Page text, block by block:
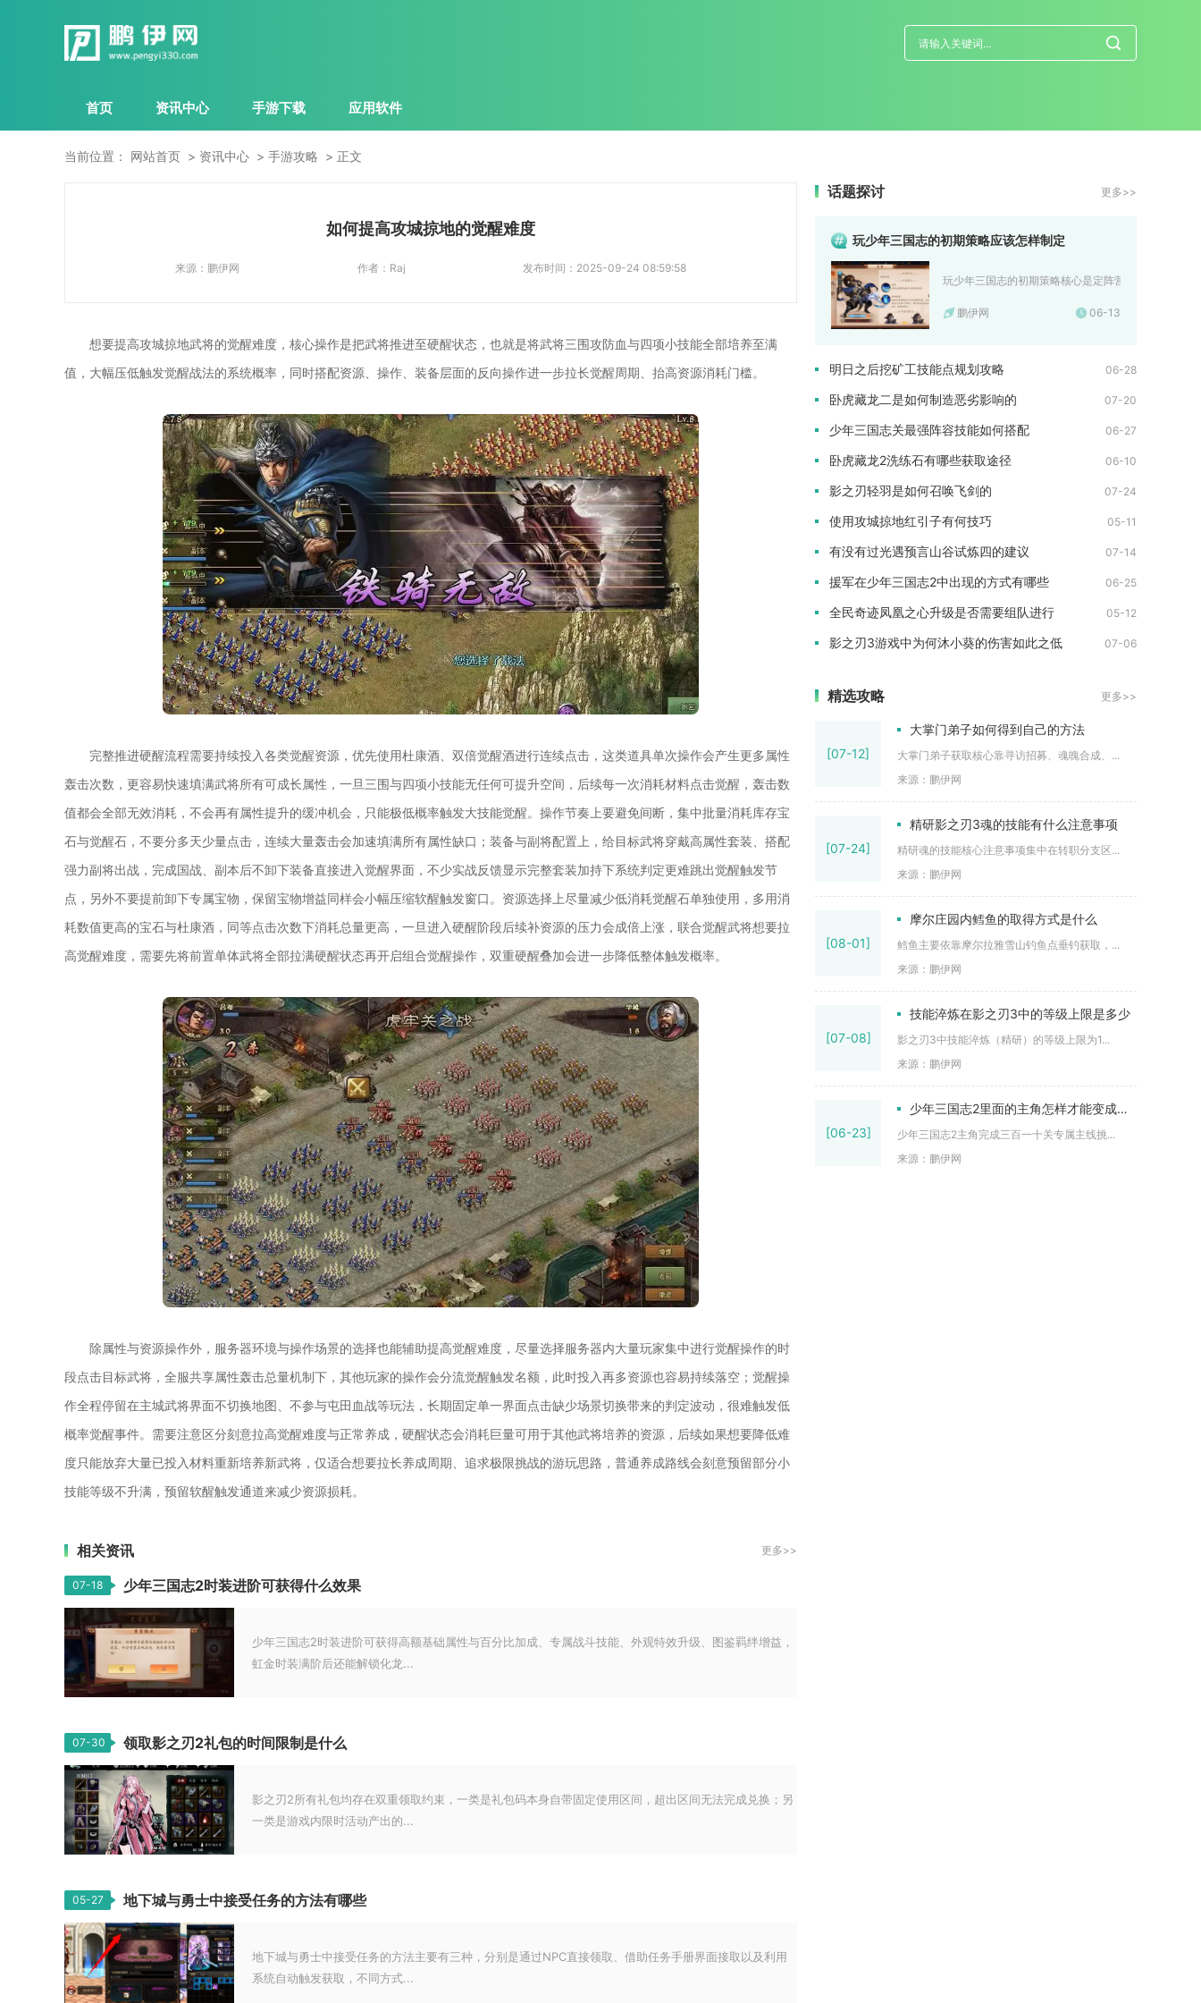
首页 资讯中心 手游下载 应用软件
当前位置： 网站首页 资讯中心 手游攻略 正文
如何提高攻城掠地的觉醒难度
来源： 鹏伊网 作者： Raj 发布时间： 2025-09-24 08:59:58
想要提高攻城掠地武将的觉醒难度，核心操作是把武将推进至硬醒状态，也就是将武将三围攻防血与四项小技能全部培养至满
值，大幅压低触发觉醒战法的系统概率，同时搭配资源、操作、装备层面的反向操作进一步拉长觉醒周期、抬高资源消耗门槛。
完整推进硬醒流程需要持续投入各类觉醒资源，优先使用杜康酒、双倍觉醒酒进行连续点击，这类道具单次操作会产生更多属性
轰击次数，更容易快速填满武将所有可成长属性，一旦三围与四项小技能无任何可提升空间，后续每一次消耗材料点击觉醒，轰击数
值都会全部无效消耗，不会再有属性提升的缓冲机会，只能极低概率触发大技能觉醒。操作节奏上要避免间断，集中批量消耗库存宝
石与觉醒石，不要分多天少量点击，连续大量轰击会加速填满所有属性缺口；装备与副将配置上，给目标武将穿戴高属性套装、搭配
强力副将出战，完成国战、副本后不卸下装备直接进入觉醒界面，不少实战反馈显示完整套装加持下系统判定更难跳出觉醒触发节
点，另外不要提前卸下专属宝物，保留宝物增益同样会小幅压缩软醒触发窗口。资源选择上尽量减少低消耗觉醒石单独使用，多用消
耗数值更高的宝石与杜康酒，同等点击次数下消耗总量更高，一旦进入硬醒阶段后续补资源的压力会成倍上涨，联合觉醒武将想要拉
高觉醒难度，需要先将前置单体武将全部拉满硬醒状态再开启组合觉醒操作，双重硬醒叠加会进一步降低整体触发概率。
除属性与资源操作外，服务器环境与操作场景的选择也能辅助提高觉醒难度，尽量选择服务器内大量玩家集中进行觉醒操作的时
段点击目标武将，全服共享属性轰击总量机制下，其他玩家的操作会分流觉醒触发名额，此时投入再多资源也容易持续落空；觉醒操
作全程停留在主城武将界面不切换地图、不参与屯田血战等玩法，长期固定单一界面点击缺少场景切换带来的判定波动，很难触发低
概率觉醒事件。需要注意区分刻意拉高觉醒难度与正常养成，硬醒状态会消耗巨量可用于其他武将培养的资源，后续如果想要降低难
度只能放弃大量已投入材料重新培养新武将，仅适合想要拉长养成周期、追求极限挑战的游玩思路，普通养成路线会刻意预留部分小
技能等级不升满，预留软醒触发通道来减少资源损耗。
相关资讯 更多>>
07-18 少年三国志2时装进阶可获得什么效果
少年三国志2时装进阶可获得高额基础属性与百分比加成、专属战斗技能、外观特效升级、图鉴羁绊增益，
虹金时装满阶后还能解锁化龙...
07-30 领取影之刃2礼包的时间限制是什么
影之刃2所有礼包均存在双重领取约束，一类是礼包码本身自带固定使用区间，超出区间无法完成兑换；另
一类是游戏内限时活动产出的...
05-27 地下城与勇士中接受任务的方法有哪些
地下城与勇士中接受任务的方法主要有三种，分别是通过NPC直接领取、借助任务手册界面接取以及利用
系统自动触发获取，不同方式...
话题探讨 更多>>
玩少年三国志的初期策略应该怎样制定
玩少年三国志的初期策略核心是定阵营、集中资源、
鹏伊网 06-13
明日之后挖矿工技能点规划攻略 06-28
卧虎藏龙二是如何制造恶劣影响的 07-20
少年三国志关最强阵容技能如何搭配 06-27
卧虎藏龙2洗练石有哪些获取途径 06-10
影之刃轻羽是如何召唤飞剑的 07-24
使用攻城掠地红引子有何技巧 05-11
有没有过光遇预言山谷试炼四的建议 07-14
援军在少年三国志2中出现的方式有哪些 06-25
全民奇迹凤凰之心升级是否需要组队进行 05-12
影之刃3游戏中为何沐小葵的伤害如此之低 07-06
精选攻略 更多>>
[07-12]
大掌门弟子如何得到自己的方法
大掌门弟子获取核心靠寻访招募、魂魄合成、...
来源：鹏伊网
[07-24]
精研影之刃3魂的技能有什么注意事项
精研魂的技能核心注意事项集中在转职分支区...
来源：鹏伊网
[08-01]
摩尔庄园内鳕鱼的取得方式是什么
鳕鱼主要依靠摩尔拉雅雪山钓鱼点垂钓获取，...
来源：鹏伊网
[07-08]
技能淬炼在影之刃3中的等级上限是多少
影之刃3中技能淬炼（精研）的等级上限为1...
来源：鹏伊网
[06-23]
少年三国志2里面的主角怎样才能变成紫金
少年三国志2主角完成三百一十关专属主线挑...
来源：鹏伊网